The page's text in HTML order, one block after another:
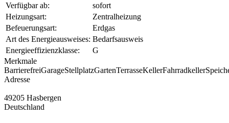
Verfügbar ab:
sofort
Heizungsart:
Zentralheizung
Befeuerungsart:
Erdgas
Art des Energieausweises: Bedarfsausweis
Energieeffizienzklasse:
G
Merkmale
BarrierefreiGarageStellplatzGartenTerrasseKellerFahrradkeller
Adresse
49205 Hasbergen
Deutschland